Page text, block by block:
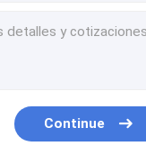
do plasma do inversor
Single do soldador do inversor do Muttahida
Three Phase Impact do soldador do inversor do
Continue